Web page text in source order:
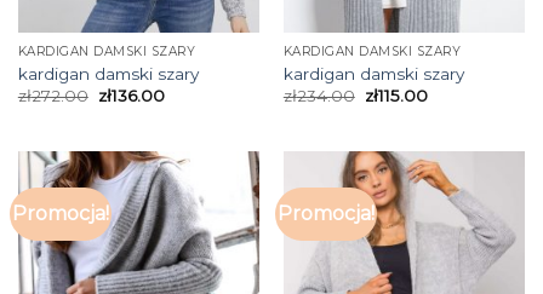
KARDIGAN DAMSKI SZARY
kardigan damski szary
zł272.00 zł136.00
KARDIGAN DAMSKI SZARY
kardigan damski szary
zł234.00 zł115.00
Promocja! Promocja!